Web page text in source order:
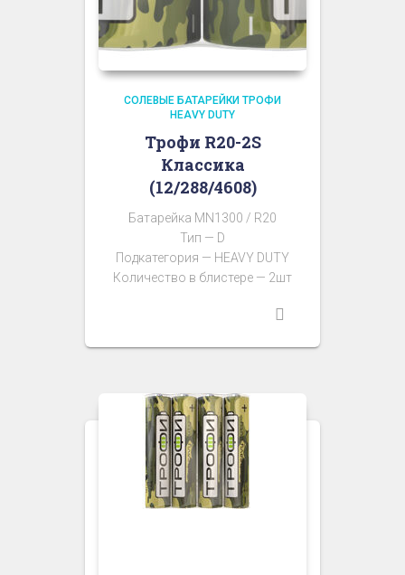
СОЛЕВЫЕ БАТАРЕЙКИ ТРОФИ
HEAVY DUTY
Трофи R20-2S
Классика
(12/288/4608)
Батарейка MN1300 / R20
Тип — D
Подкатегория — HEAVY DUTY
Количество в блистере — 2шт